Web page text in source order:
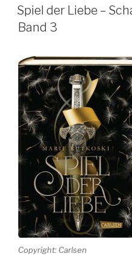
AM
Spiel der Liebe –
Band 3
Copyright: Carlsen